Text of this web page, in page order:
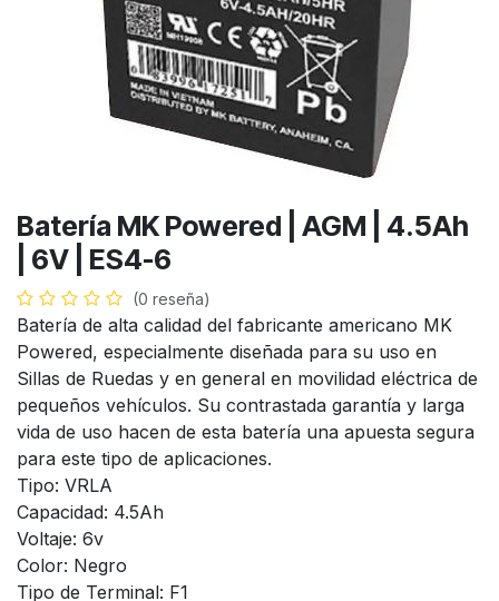
Batería MK Powered | AGM | 4.5Ah
| 6V | ES4-6
(0 reseña)
Batería de alta calidad del fabricante americano MK
Powered, especialmente diseñada para su uso en
Sillas de Ruedas y en general en movilidad eléctrica de
pequeños vehículos. Su contrastada garantía y larga
vida de uso hacen de esta batería una apuesta segura
para este tipo de aplicaciones.
Tipo: VRLA
Capacidad: 4.5Ah
Voltaje: 6v
Color: Negro
Tipo de Terminal: F1